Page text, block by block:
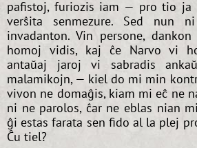
pafistoj, furiozis iam — pro tio ja
verŝita senmezure. Sed nun
invadanton. Vin persone,
homoj vidis, kaj ĉe Narvo vi
antaŭaj jaroj vi sabradis
malamikojn, — kiel do mi min
vivon ne domaĝis, kiam mi eĉ ne
ni ne parolos, ĉar ne eblas nian
ĝi estas farata sen fido al la plej
Ĉu tiel?